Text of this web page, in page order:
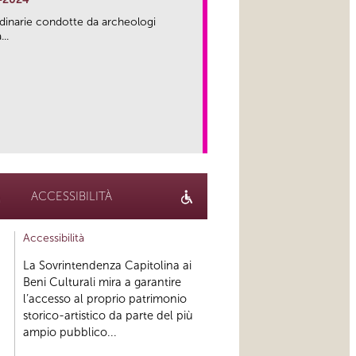
condotte da archeologi
ACCESSIBILITÀ
Accessibilità
La Sovrintendenza Capitolina ai
Beni Culturali mira a garantire
l’accesso al proprio patrimonio
storico-artistico da parte del più
ampio pubblico...